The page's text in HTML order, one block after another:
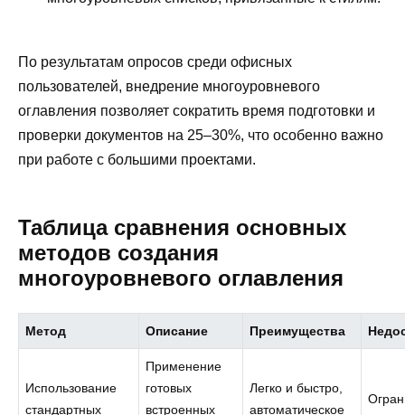
По результатам опросов среди офисных
пользователей, внедрение многоуровневого
оглавления позволяет сократить время подготовки и
проверки документов на 25–30%, что особенно важно
при работе с большими проектами.
Таблица сравнения основных
методов создания
многоуровневого оглавления
Метод Описание Преимущества
Использование
стандартных
Применение
готовых
встроенных
Легко и быстро,
автоматическое